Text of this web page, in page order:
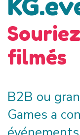
filmés
B2B ou
Games a